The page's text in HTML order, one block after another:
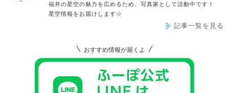
福井の星空の魅力を広めるため、写真家として活動中です！
星空情報をお届けします☆
記事一覧を見る
おすすめ情報が届くよ